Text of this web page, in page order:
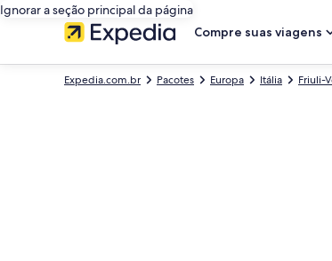
Ignorar a seção principal da página
Compre suas viagens
Friuli-
Itália
Europa
Pacotes
Expedia.com.br